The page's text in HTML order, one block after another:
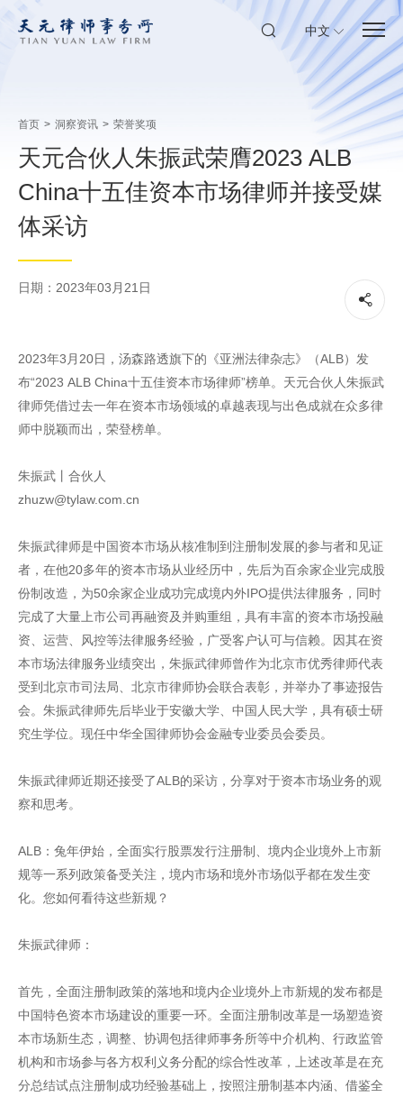
中文
首页 > 洞察资讯 > 荣誉奖项
天元合伙人朱振武荣膺2023 ALB
China十五佳资本市场律师并接受媒
体采访
日期：2023年03月21日
2023年3月20日，汤森路透旗下的《亚洲法律杂志》（ALB）发
布“2023 ALB China十五佳资本市场律师”榜单。天元合伙人朱振武
律师凭借过去一年在资本市场领域的卓越表现与出色成就在众多律
师中脱颖而出，荣登榜单。
朱振武丨合伙人
zhuzw@tylaw.com.cn
朱振武律师是中国资本市场从核准制到注册制发展的参与者和见证
者，在他20多年的资本市场从业经历中，先后为百余家企业完成股
份制改造，为50余家企业成功完成境内外IPO提供法律服务，同时
完成了大量上市公司再融资及并购重组，具有丰富的资本市场投融
资、运营、风控等法律服务经验，广受客户认可与信赖。因其在资
本市场法律服务业绩突出，朱振武律师曾作为北京市优秀律师代表
受到北京市司法局、北京市律师协会联合表彰，并举办了事迹报告
会。朱振武律师先后毕业于安徽大学、中国人民大学，具有硕士研
究生学位。现任中华全国律师协会金融专业委员会委员。
朱振武律师近期还接受了ALB的采访，分享对于资本市场业务的观
察和思考。
ALB：兔年伊始，全面实行股票发行注册制、境内企业境外上市新
规等一系列政策备受关注，境内市场和境外市场似乎都在发生变
化。您如何看待这些新规？
朱振武律师：
首先，全面注册制政策的落地和境内企业境外上市新规的发布都是
中国特色资本市场建设的重要一环。全面注册制改革是一场塑造资
本市场新生态，调整、协调包括律师事务所等中介机构、行政监管
机构和市场参与各方权利义务分配的综合性改革，上述改革是在充
分总结试点注册制成功经验基础上，按照注册制基本内涵、借鉴全